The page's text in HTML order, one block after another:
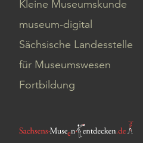
Kleine Museumskunde
museum-digital
Sächsische Landesstelle
für Museumswesen
Fortbildung